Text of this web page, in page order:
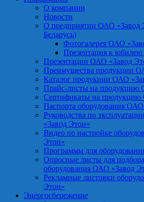
О компании
Новости
О предприятии ОАО «Завод
Беларусь)
Фотогалерея ОАО
Презентация к
Презентации ОАО «Завод
Преимущества продукции
Каталог продукции ОАО
Прайс-листы на продукцию
Сертификаты на
Паспорта оборудования
Руководства по
«Завод Этон»
Видео по настройке
Этон»
Программы для
Опросные листы для подбора
оборудования ОАО «Завод
Рекламные листовки
Этон»
Энергосбережение